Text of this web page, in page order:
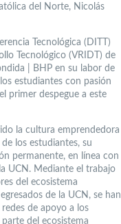
del Norte, Nicolás
Tecnológica (DITT)
Tecnológico (VRIDT) de
| BHP en su labor de
estudiantes con pasión
primer despegue a este
la cultura emprendedora
los estudiantes, su
permanente, en línea con
UCN. Mediante el trabajo
del ecosistema
de la UCN, se han
de apoyo a los
del ecosistema